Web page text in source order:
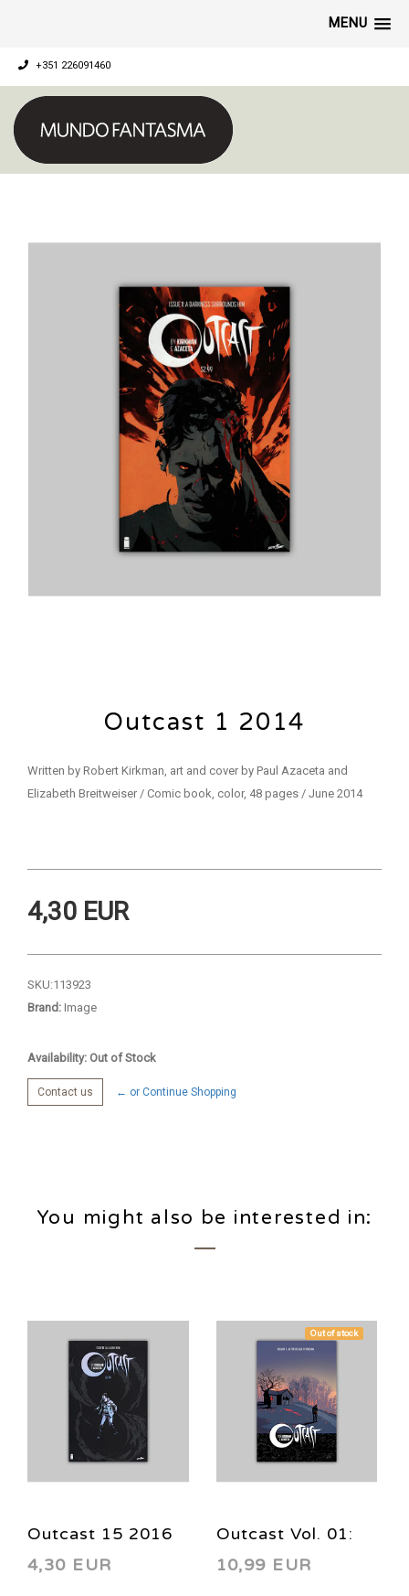
MENU
+351 226091460
Outcast 1 2014
Written by Robert Kirkman, art and cover by Paul Azaceta and
Elizabeth Breitweiser / Comic book, color, 48 pages / June 2014
4,30 EUR
SKU:113923
Brand: Image
Availability: Out of Stock
Contact us ← or Continue Shopping
You might also be interested in:
Outcast 15 2016
4,30 EUR
Out of stock
Outcast Vol. 01:
As Trevas Que o
10,99 EUR